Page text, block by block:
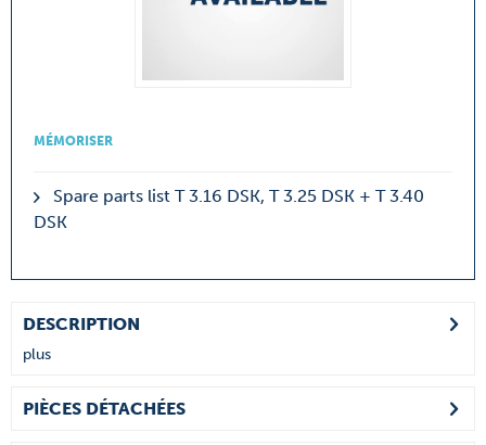
MÉMORISER
Spare parts list T 3.16 DSK, T 3.25 DSK + T 3.40
DSK
DESCRIPTION
plus
PIÈCES DÉTACHÉES